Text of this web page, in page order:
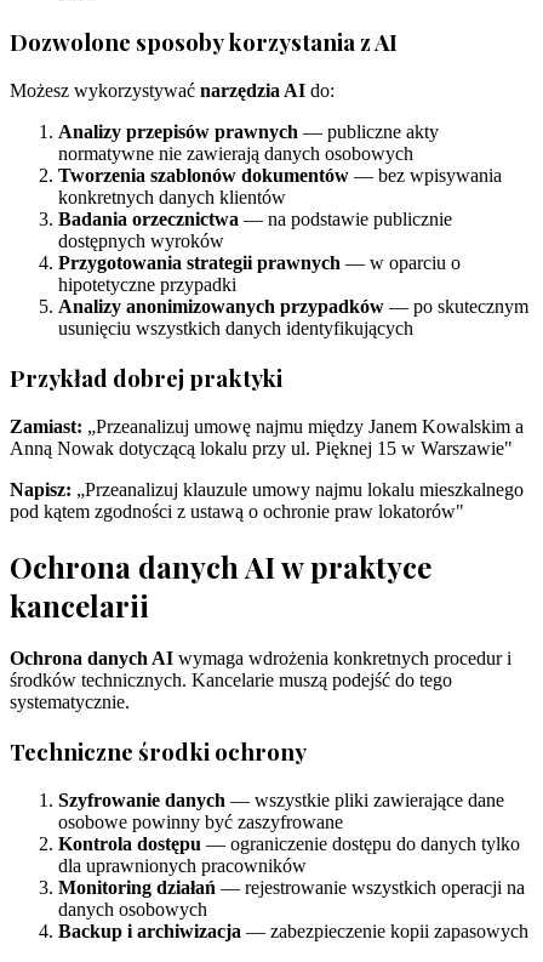
Dozwolone sposoby korzystania z AI
Możesz wykorzystywać narzędzia AI do:
Analizy przepisów prawnych — publiczne akty
normatywne nie zawierają danych osobowych
Tworzenia szablonów dokumentów — bez wpisywania
konkretnych danych klientów
Badania orzecznictwa — na podstawie publicznie
dostępnych wyroków
Przygotowania strategii prawnych — w oparciu o
hipotetyczne przypadki
Analizy anonimizowanych przypadków — po skutecznym
usunięciu wszystkich danych identyfikujących
Przykład dobrej praktyki
Zamiast: „Przeanalizuj umowę najmu między Janem Kowalskim a
Anną Nowak dotyczącą lokalu przy ul. Pięknej 15 w Warszawie"
Napisz: „Przeanalizuj klauzule umowy najmu lokalu mieszkalnego
pod kątem zgodności z ustawą o ochronie praw lokatorów"
Ochrona danych AI w praktyce
kancelarii
Ochrona danych AI wymaga wdrożenia konkretnych procedur i
środków technicznych. Kancelarie muszą podejść do tego
systematycznie.
Techniczne środki ochrony
Szyfrowanie danych — wszystkie pliki zawierające dane
osobowe powinny być zaszyfrowane
Kontrola dostępu — ograniczenie dostępu do danych tylko
dla uprawnionych pracowników
Monitoring działań — rejestrowanie wszystkich operacji na
danych osobowych
Backup i archiwizacja — zabezpieczenie kopii zapasowych